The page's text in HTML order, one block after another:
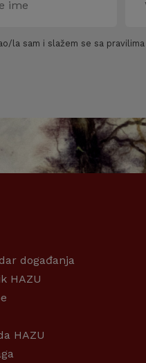
la sam i slažem se sa
događanja
HAZU
HAZU